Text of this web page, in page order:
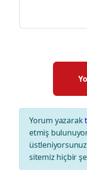
Yorum yazarak
etmiş
sitemiz hiçbir